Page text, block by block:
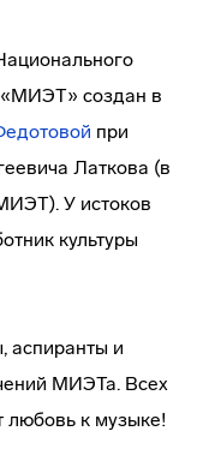
«МИЭТ» создан в
при
Латкова (в
У истоков
культуры
аспиранты и
МИЭТа. Всех
любовь к музыке!